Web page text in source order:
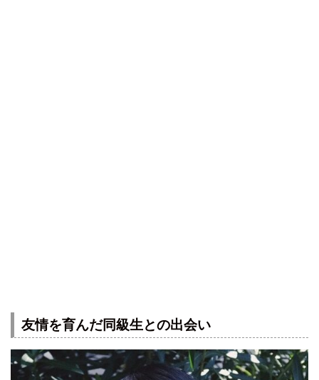
友情を育んだ同級生との出会い